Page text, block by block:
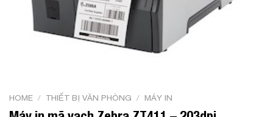
HOME / THIẾT BỊ VĂN PHÒNG / MÁY IN